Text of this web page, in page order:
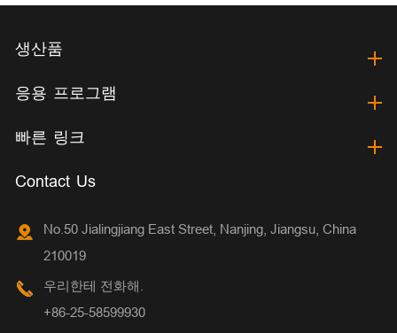
생산품
응용 프로그램
빠른 링크
Contact Us
No.50 Jialingjiang East Street, Nanjing, Jiangsu, China
210019
우리한테 전화해.
+86-25-58599930